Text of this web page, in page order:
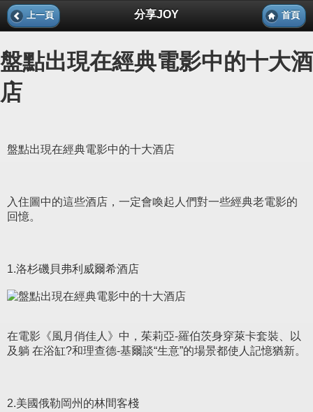
上一頁 分享JOY 首頁
盤點出現在經典電影中的十大酒
店
盤點出現在經典電影中的十大酒店
入住圖中的這些酒店，一定會喚起人們對一些經典老電影的
回憶。
1.洛杉磯貝弗利威爾希酒店
在電影《風月俏佳人》中，茱莉亞-羅伯茨身穿萊卡套裝、以
及躺 在浴缸?和理查德-基爾談“生意”的場景都使人記憶猶新。
2.美國俄勒岡州的林間客棧